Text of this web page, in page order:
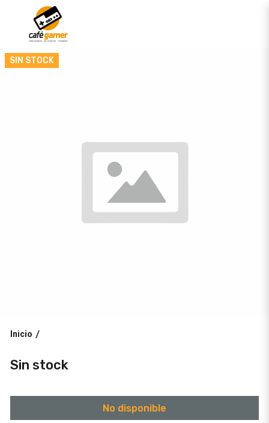
SIN STOCK
Inicio /
Sin stock
No disponible